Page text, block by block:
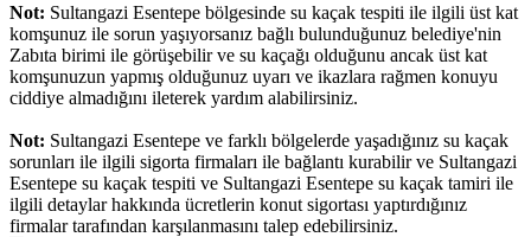
Not: Sultangazi Esentepe bölgesinde su kaçak tespiti ile ilgili üst kat
komşunuz ile sorun yaşıyorsanız bağlı bulunduğunuz belediye'nin
Zabıta birimi ile görüşebilir ve su kaçağı olduğunu ancak üst kat
komşunuzun yapmış olduğunuz uyarı ve ikazlara rağmen konuyu
ciddiye almadığını ileterek yardım alabilirsiniz.
Not: Sultangazi Esentepe ve farklı bölgelerde yaşadığınız su kaçak
sorunları ile ilgili sigorta firmaları ile bağlantı kurabilir ve Sultangazi
Esentepe su kaçak tespiti ve Sultangazi Esentepe su kaçak tamiri ile
ilgili detaylar hakkında ücretlerin konut sigortası yaptırdığınız
firmalar tarafından karşılanmasını talep edebilirsiniz.